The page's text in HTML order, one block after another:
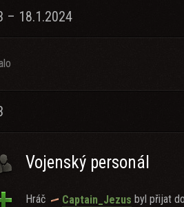
– 18.1.2024
Vojenský personál
Hráč Captain_Jezus byl přijat